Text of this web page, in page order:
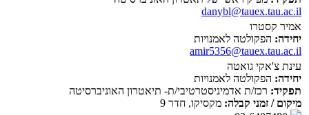
danybl@tauex.tau.ac.il
אמיר קסטרו
יחידה: הפקולטה לאמנויות
amir5356@tauex.tau.ac.il
עינת צ'אקי גואטה
יחידה: הפקולטה לאמנויות
תפקיד: רכז/ת אדמיניסטרטיבי/ת- תיאטרון האוניברסיטה
מיקום / זמני קבלה: מקסיקו, חדר 9